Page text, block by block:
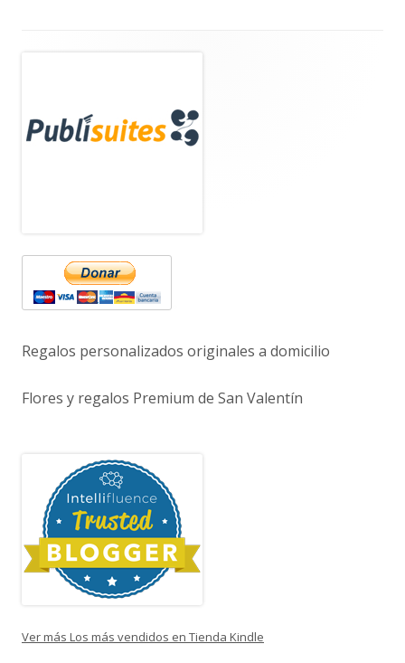
lateral
principal
Regalos personalizados originales a domicilio
Flores y regalos Premium de San Valentín
Ver más Los más vendidos en Tienda Kindle